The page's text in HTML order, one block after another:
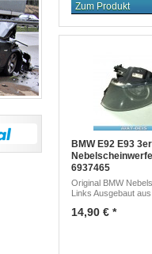
Zum Produkt
BMW E92 E93 3er
6937465
Original BMW
Links Ausgebaut aus
14,90 € *